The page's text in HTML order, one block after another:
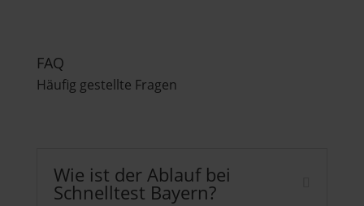
FAQ
Häufig gestellte Fragen
Wie ist der Ablauf bei
Schnelltest Bayern?